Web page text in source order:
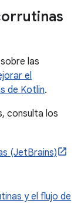
las
el
de Kotlin.
consulta los
(JetBrains)
y el flujo de